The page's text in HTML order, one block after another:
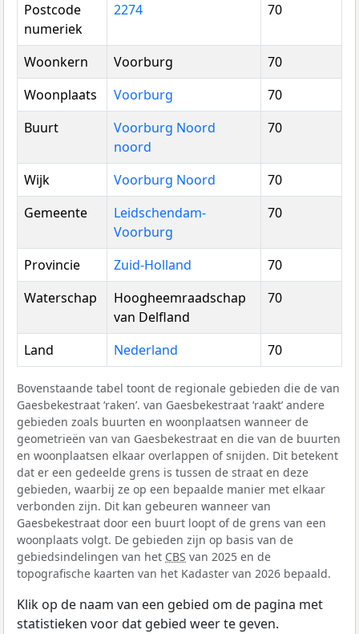
Postcode
numeriek
2274 70
Woonkern Voorburg
70
Woonplaats
Voorburg
70
Buurt
Voorburg Noord
noord
70
Wijk Voorburg Noord
70
Gemeente
Leidschendam-
Voorburg
70
Provincie Zuid-Holland
70
Waterschap
Hoogheemraadschap
van Delfland
70
Land Nederland 70
Bovenstaande tabel toont de regionale gebieden die de van
Gaesbekestraat ‘raken’. van Gaesbekestraat ‘raakt’ andere
gebieden zoals buurten en woonplaatsen wanneer de
geometrieën van van Gaesbekestraat en die van de buurten
en woonplaatsen elkaar overlappen of snijden. Dit betekent
dat er een gedeelde grens is tussen de straat en deze
gebieden, waarbij ze op een bepaalde manier met elkaar
verbonden zijn. Dit kan gebeuren wanneer van
Gaesbekestraat door een buurt loopt of de grens van een
woonplaats volgt. De gebieden zijn op basis van de
gebiedsindelingen van het CBS van 2025 en de
topografische kaarten van het Kadaster van 2026 bepaald.
Klik op de naam van een gebied om de pagina met
statistieken voor dat gebied weer te geven.